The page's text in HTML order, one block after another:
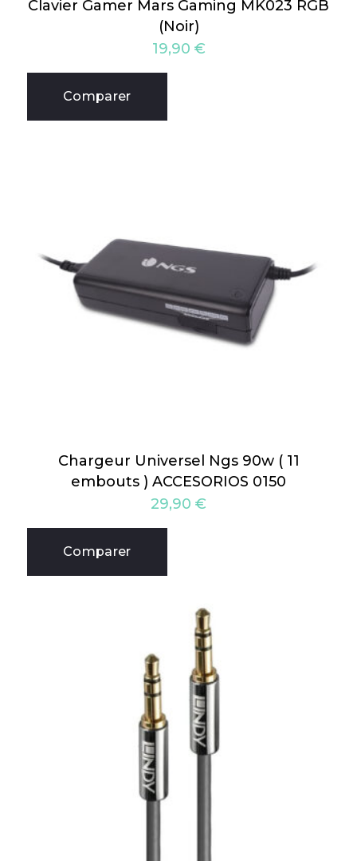
Clavier Gamer Mars Gaming MK023 RGB
(Noir)
19,90 €
Comparer
Chargeur Universel Ngs 90w ( 11
embouts ) ACCESORIOS 0150
29,90 €
Comparer